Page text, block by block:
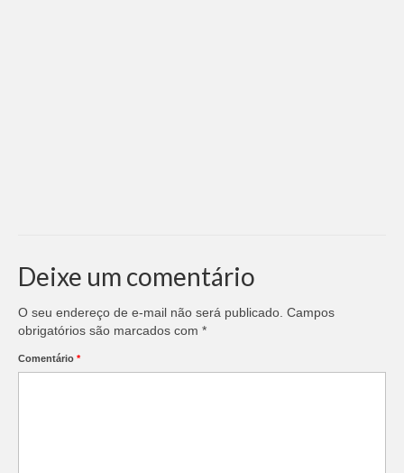
Deixe um comentário
O seu endereço de e-mail não será publicado. Campos
obrigatórios são marcados com *
Comentário *